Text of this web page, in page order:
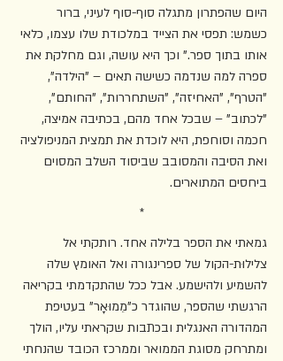
היום שהפתרון מתגלה סוף-סוף לעיני, ברור
כשמש: תפסי את הצייד במלכודת שלו עצמו, כלאי
אותו בתוך ספר." וכך היא עושה, וגם מחלקת את
ספרה למה שנדמה כשישה תאים – "הילדה",
"הטרף", "האחיזה", "השתחררות", "החותם",
"לכתוב" – שבכל אחד מהם, בכתיבה אמיצה,
חכמה וסוחפת, היא לוכדת את תמצית המניפולציה
ואת הסיבה והמסובב שביסוד השלב המסוים
ביחסים המתוארים.
*
גמאתי את הספר בלילה אחד. רותקתי אל
צלילוּת-הקול של ספרינגורה ואל האומץ שלה
להשמיע ולהישמע. אבל ככל שהתקדמתי בקריאה
הרגשתי שהספר, שהוגדר כ"מֵמוּאָר" בעטיפת
המהדורה האנגלית ובכתבות שקראתי עליו, הולך
ומתרחק מסוגת הממואר וממרכז הכובד שהנחתי